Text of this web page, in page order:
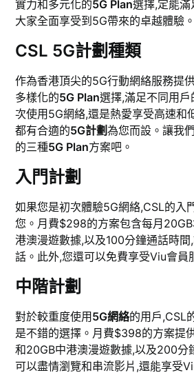
實力和多元化的5G Plan選擇,定能
大家全面享受到5G帶來的卓越體驗。
CSL 5G計劃種類
作為香港頂尖的5G行動網絡服務提
多樣化的5G Plan選擇,滿足不同用
次使用5G網絡,還是熱愛享受高速和
都有合適的5G計劃為您而設。讓我
的三種5G Plan方案吧。
入門計劃
如果您是初次體驗5G網絡,CSL的入
您。月費$298的方案包含每月
港澳漫遊數據,以及100分鐘通話時
話。此外,您還可以免費享受Viu會員
中階計劃
對於較重度使用 5G網絡的用戶,CSL
是不錯的選擇。月費$398的方案提
和20GB中港澳漫遊數據,以及200分
可以盡情瀏覽和串流影片,還能享受